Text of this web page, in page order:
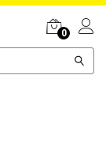
0